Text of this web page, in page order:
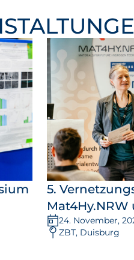
5.
24. November,
ZBT, Duisburg